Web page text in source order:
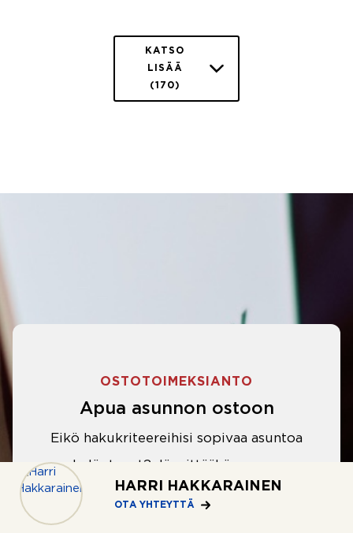
HARRI HAKKARAINEN
OTA YHTEYTTÄ
KATSO
LISÄÄ
(170)
OSTOTOIMEKSIANTO
Apua asunnon ostoon
Eikö hakukriteereihisi sopivaa asuntoa
ole löytynyt? Jännittääkö asunnon
ostotarjouksen tekeminen?
Välittäjämme auttavat sinua kaikissa